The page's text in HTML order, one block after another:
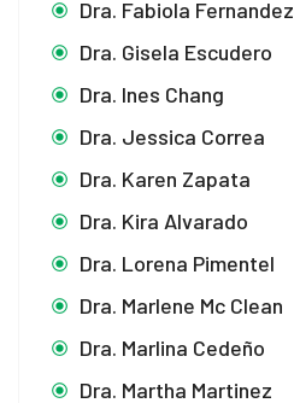
Dra. Fabiola Fernandez
Dra. Gisela Escudero
Dra. Ines Chang
Dra. Jessica Correa
Dra. Karen Zapata
Dra. Kira Alvarado
Dra. Lorena Pimentel
Dra. Marlene Mc Clean
Dra. Marlina Cedeño
Dra. Martha Martinez